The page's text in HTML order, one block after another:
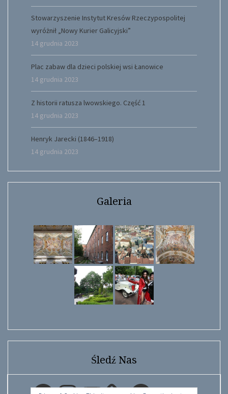
Stowarzyszenie Instytut Kresów Rzeczypospolitej
wyróżnił „Nowy Kurier Galicyjski”
14 grudnia 2023
Plac zabaw dla dzieci polskiej wsi Łanowice
14 grudnia 2023
Z historii ratusza lwowskiego. Część 1
14 grudnia 2023
Henryk Jarecki (1846–1918)
14 grudnia 2023
Galeria
Śledź Nas
FacebookInstagramYouTube Facebook